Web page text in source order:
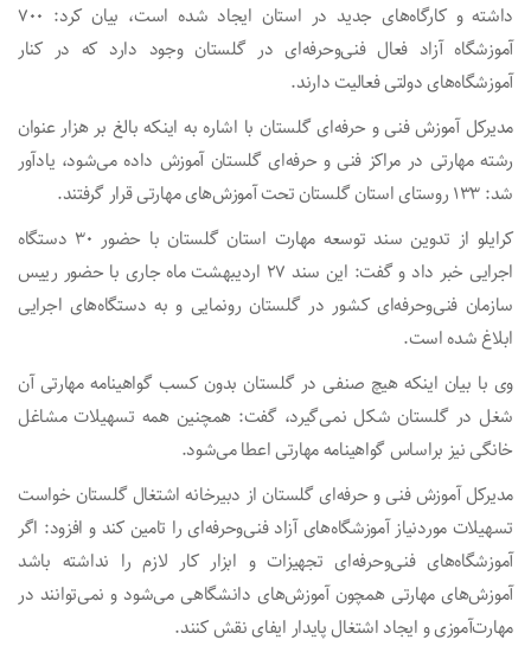
داشته و کارگاه‌های جدید در استان ایجاد شده است، بیان کرد: ۷۰۰
آموزشگاه آزاد فعال فنی‌وحرفه‌ای در گلستان وجود دارد که در کنار
آموزشگاه‌های دولتی فعالیت دارند.
مدیرکل آموزش فنی و حرفه‌ای گلستان با اشاره به اینکه بالغ بر هزار عنوان
رشته مهارتی در مراکز فنی و حرفه‌ای گلستان آموزش داده می‌شود، یادآور
شد: ۱۳۳ روستای استان گلستان تحت آموزش‌های مهارتی قرار گرفتند.
کرایلو از تدوین سند توسعه مهارت استان گلستان با حضور ۳۰ دستگاه
اجرایی خبر داد و گفت: این سند ۲۷ اردیبهشت ماه جاری با حضور رییس
سازمان فنی‌وحرفه‌ای کشور در گلستان رونمایی و به دستگاه‌های اجرایی
ابلاغ شده است.
وی با بیان اینکه هیچ صنفی در گلستان بدون کسب گواهینامه مهارتی آن
شغل در گلستان شکل نمی‌گیرد، گفت: همچنین همه تسهیلات مشاغل
خانگی نیز براساس گواهینامه مهارتی اعطا می‌شود.
مدیرکل آموزش فنی و حرفه‌ای گلستان از دبیرخانه اشتغال گلستان خواست
تسهیلات موردنیاز آموزشگاه‌های آزاد فنی‌وحرفه‌ای را تامین کند و افزود: اگر
آموزشگاه‌های فنی‌وحرفه‌ای تجهیزات و ابزار کار لازم را نداشته باشد
آموزش‌های مهارتی همچون آموزش‌های دانشگاهی می‌شود و نمی‌توانند در
مهارت‌آموزی و ایجاد اشتغال پایدار ایفای نقش کنند.